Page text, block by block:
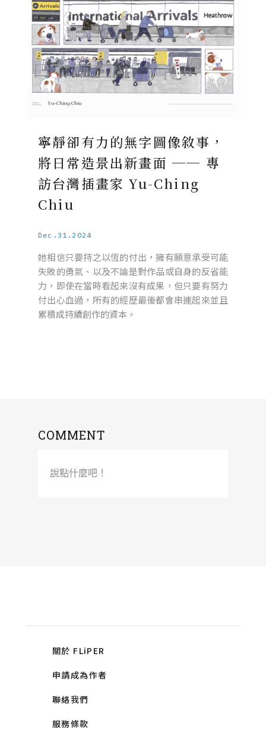
寧靜卻有力的無字圖像敘事，
將日常造景出新畫面 ── 專
訪台灣插畫家 Yu-Ching
Chiu
Dec.31.2024
她相信只要持之以恆的付出，擁有願意承受可能
失敗的勇氣、以及不論是對作品或自身的反省能
力，即使在當時看起來沒有成果，但只要有努力
付出心血過，所有的經歷最後都會串連起來並且
累積成持續創作的資本。
COMMENT
說點什麼吧！
關於 FLiPER
申請成為作者
聯絡我們
服務條款